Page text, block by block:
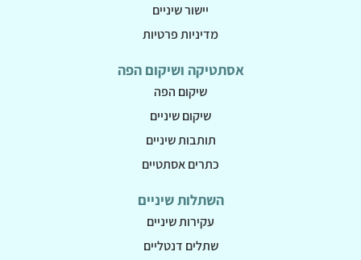
יישור שיניים
מדיניות פרטיות
אסתטיקה ושיקום הפה
שיקום הפה
שיקום שיניים
תותבות שיניים
כתרים אסתטיים
השתלות שיניים
עקירות שיניים
שתלים דנטליים